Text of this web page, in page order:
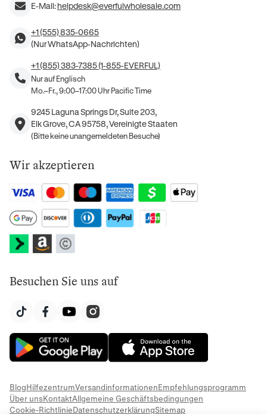
E-Mail:helpdesk@everfulwholesale.com
+1 (555) 835-0665
(Nur WhatsApp-Nachrichten)
+1 (855) 383-7385 (1-855-EVERFUL)
Nur auf Englisch
Mo.–Fr., 9:00–17:00 Uhr Pacific Time
9245 Laguna Springs Dr, Suite 203,
Elk Grove, CA 95758, Vereinigte Staaten
(Bitte keine unangemeldeten Besuche)
Wir akzeptieren
Besuchen Sie uns auf
BlogHilfezentrumVersandinformationenEmpfehlungsprogramm
Über unsKontaktAllgemeine Geschäftsbedingungen
Cookie-RichtlinieDatenschutzerklärungSitemap